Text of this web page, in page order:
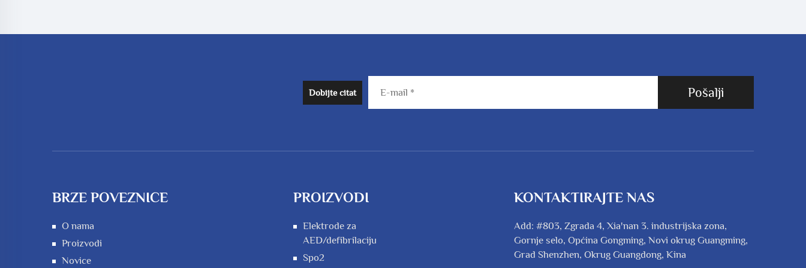
Dobijte citat Pošalji
BRZE POVEZNICE
O nama
Proizvodi
Novice
PROIZVODI
Elektrode za
AED/defibrilaciju
Spo2
KONTAKTIRAJTE NAS
Add: #803, Zgrada 4, Xia'nan 3. industrijska zona,
Gornje selo, Općina Gongming, Novi okrug Guangming,
Grad Shenzhen, Okrug Guangdong, Kina